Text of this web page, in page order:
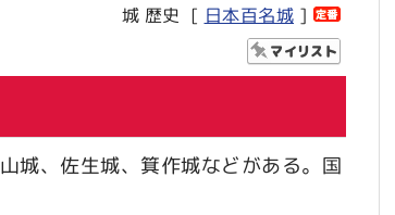
城 歴史 [ 日本百名城 ]
城、佐生城、箕作城などがある。国